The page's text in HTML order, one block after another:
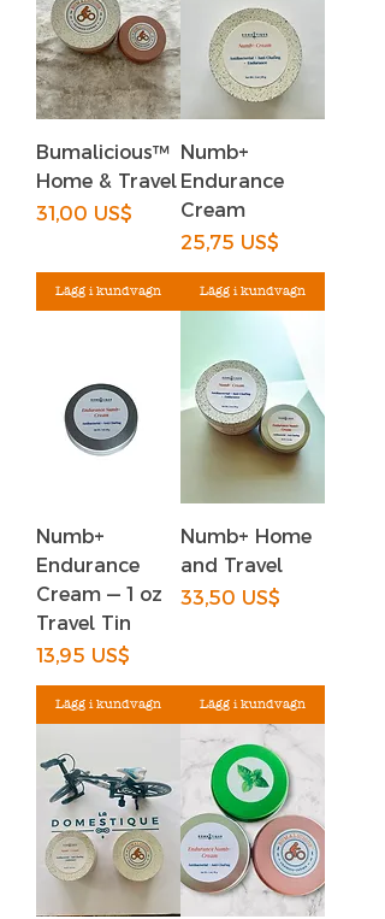
Bumalicious™
Home & Travel
Pris
31,00 US$
Lägg i kundvagn
Numb+
Endurance
Cream
Pris
25,75 US$
Lägg i kundvagn
Numb+
Endurance
Cream — 1 oz
Travel Tin
Pris
13,95 US$
Lägg i kundvagn
Numb+ Home
and Travel
Pris
33,50 US$
Lägg i kundvagn